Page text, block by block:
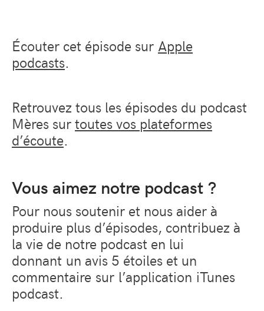
Écouter cet épisode sur Apple
podcasts.
Retrouvez tous les épisodes du podcast
Mères surtoutes vos plateformes
d’écoute.
Vous aimez notre podcast ?
Pour nous soutenir et nous aider à
produire plus d’épisodes, contribuez à
la vie de notre podcast en lui
donnant un avis 5 étoiles et un
commentaire sur l’application iTunes
podcast.